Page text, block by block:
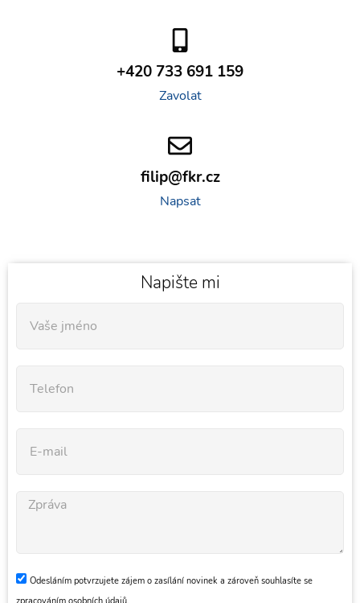
+420 733 691 159
Zavolat
filip@fkr.cz
Napsat
Napište mi
Odesláním potvrzujete zájem o zasílání novinek a zároveň souhlasíte se